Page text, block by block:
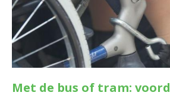
Met de bus of tram: